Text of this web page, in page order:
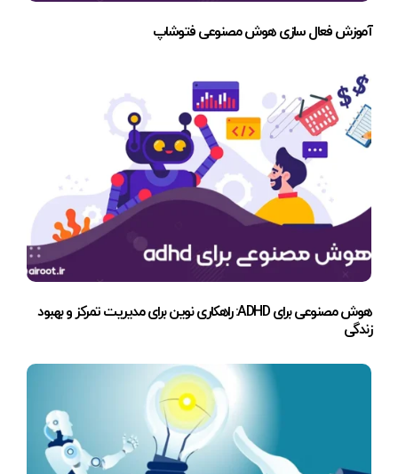
آموزش فعال سازی هوش مصنوعی فتوشاپ
هوش مصنوعی برای ADHD: راهکاری نوین برای مدیریت تمرکز و بهبود
زندگی